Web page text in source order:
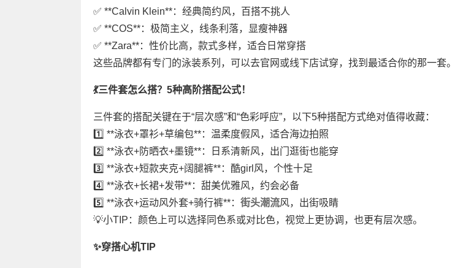
✅ **Calvin Klein**：经典简约风，百搭不挑人
✅ **COS**：极简主义，线条利落，显瘦神器
✅ **Zara**：性价比高，款式多样，适合日常穿搭
这些品牌都有专门的泳装系列，可以去官网或线下店试穿，找到最适合你的那一套。
💃三件套怎么搭？5种高阶搭配公式！
三件套的搭配关键在于“层次感”和“色彩呼应”，以下5种搭配方式绝对值得收藏：
1️⃣ **泳衣+罩衫+草编包**：温柔度假风，适合海边拍照
2️⃣ **泳衣+防晒衣+墨镜**：日系清新风，出门逛街也能穿
3️⃣ **泳衣+短款夹克+阔腿裤**：酷girl风，个性十足
4️⃣ **泳衣+长裙+发带**：甜美优雅风，约会必备
5️⃣ **泳衣+运动风外套+骑行裤**： 街头潮流风，出街吸睛
💡小TIP：颜色上可以选择同色系或对比色，视觉上更协调，也更有层次感。
✨穿搭心机TIP